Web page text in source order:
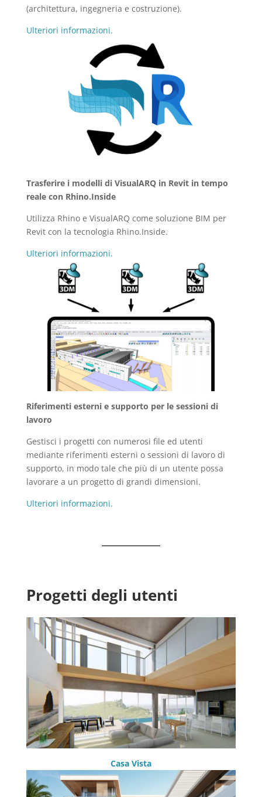
(architettura, ingegneria e costruzione).
Ulteriori informazioni.
Trasferire i modelli di VisualARQ in Revit in tempo
reale con Rhino.Inside
Utilizza Rhino e VisualARQ come soluzione BIM per
Revit con la tecnologia Rhino.Inside.
Ulteriori informazioni.
Riferimenti esterni e supporto per le sessioni di
lavoro
Gestisci i progetti con numerosi file ed utenti
mediante riferimenti esterni o sessioni di lavoro di
supporto, in modo tale che più di un utente possa
lavorare a un progetto di grandi dimensioni.
Ulteriori informazioni.
Progetti degli utenti
Casa Vista